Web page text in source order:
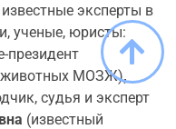
эксперты в
ученые, юристы:
президент
животных МОЗЖ),
судья и эксперт
(известный